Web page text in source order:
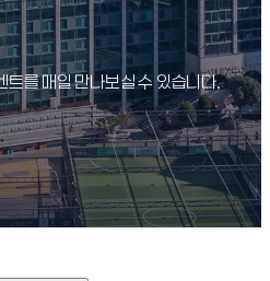
를 매일 만나보실 수 있습니다.